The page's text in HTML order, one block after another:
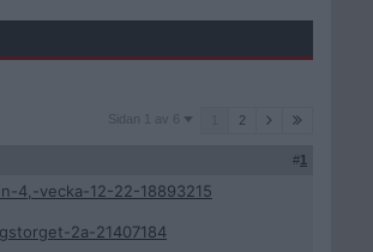
Sidan
Sidan 1 av 6 2
#1
4,-vecka-12-22-18893215
2a-21407184